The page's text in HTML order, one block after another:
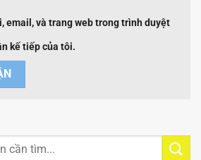
email, và trang web trong trình duyệt
kế tiếp của tôi.